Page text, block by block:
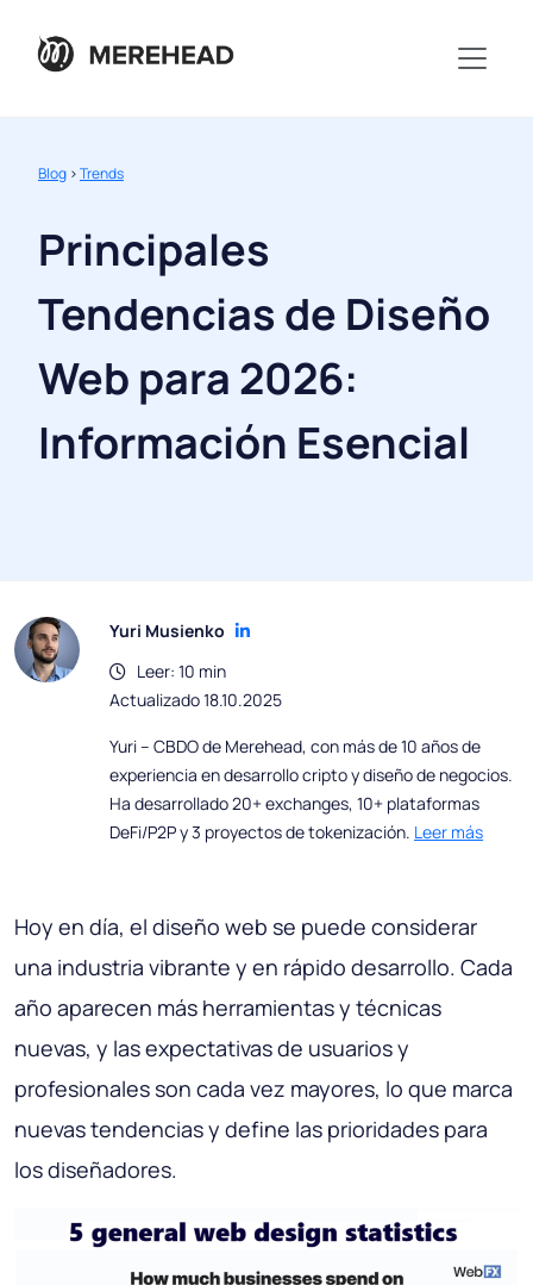
Blog >Trends
Principales
Tendencias de Diseño
Web para 2026:
Información Esencial
Yuri Musienko
Leer: 10 min
Actualizado 18.10.2025
Yuri – CBDO de Merehead, con más de 10 años de
experiencia en desarrollo cripto y diseño de negocios.
Ha desarrollado 20+ exchanges, 10+ plataformas
DeFi/P2P y 3 proyectos de tokenización. Leer más
Hoy en día, el diseño web se puede considerar
una industria vibrante y en rápido desarrollo. Cada
año aparecen más herramientas y técnicas
nuevas, y las expectativas de usuarios y
profesionales son cada vez mayores, lo que marca
nuevas tendencias y define las prioridades para
los diseñadores.